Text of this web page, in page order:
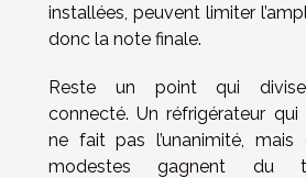
installées, peuvent limiter
donc la note finale.
Reste un point qui divise :
connecté. Un réfrigérateur qui
ne fait pas l’unanimité,
modestes gagnent du